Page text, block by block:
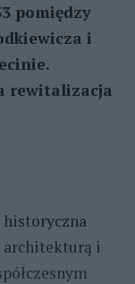
pomiędzy
i
rewitalizacja
historyczna
architekturą i